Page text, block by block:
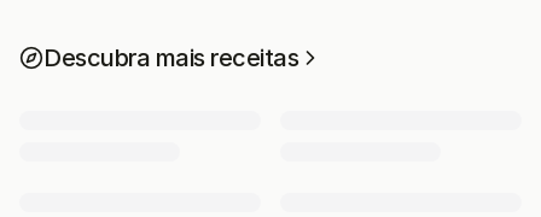
Descubra mais receitas